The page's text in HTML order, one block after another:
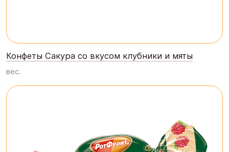
Конфеты Сакура со вкусом клубники и мяты
вес.